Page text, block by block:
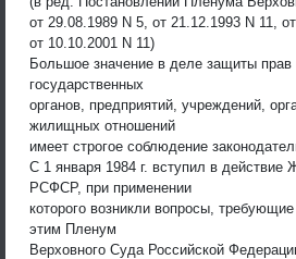
от 29.08.1989 N 5, от 21.12.1993 N 11,
от 10.10.2001 N 11)
Большое значение в деле защиты прав
государственных
органов, предприятий, учреждений,
жилищных отношений
имеет строгое соблюдение
С 1 января 1984 г. вступил в действие
РСФСР, при применении
которого возникли вопросы,
этим Пленум
Верховного Суда Российской